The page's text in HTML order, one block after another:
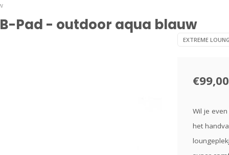
Pad - outdoor aqua blauw
EXTREME
€99,00
Wil je
het